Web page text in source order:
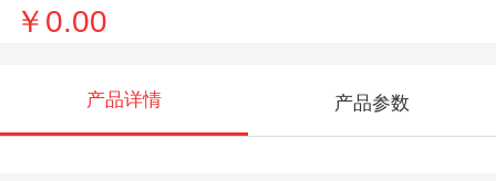
￥0.00
产品详情 产品参数